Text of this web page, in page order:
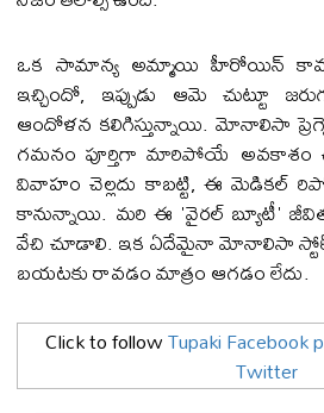
ఒక సామాన్య అమ్మాయి హీరోయిన్
ఇచ్చిందో, ఇప్పుడు ఆమె చుట్టూ
ఆందోళన కలిగిస్తున్నాయి. మోనాలిసా
గమనం పూర్తిగా మారిపోయే అవకాశం
వివాహం చెల్లదు కాబట్టి, ఈ మెడికల్
కానున్నాయి. మరి ఈ 'వైరల్ బ్యూటీ'
వేచి చూడాలి. ఇక ఏదేమైనా మోనాలిసా
బయటకు రావడం మాత్రం ఆగడం లేదు.
Click to followTupaki Facebook
Twitter